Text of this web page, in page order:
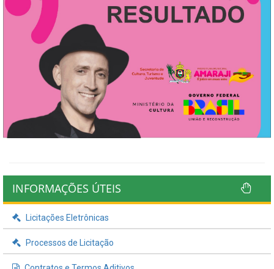
INFORMAÇÕES ÚTEIS
Licitações Eletrônicas
Processos de Licitação